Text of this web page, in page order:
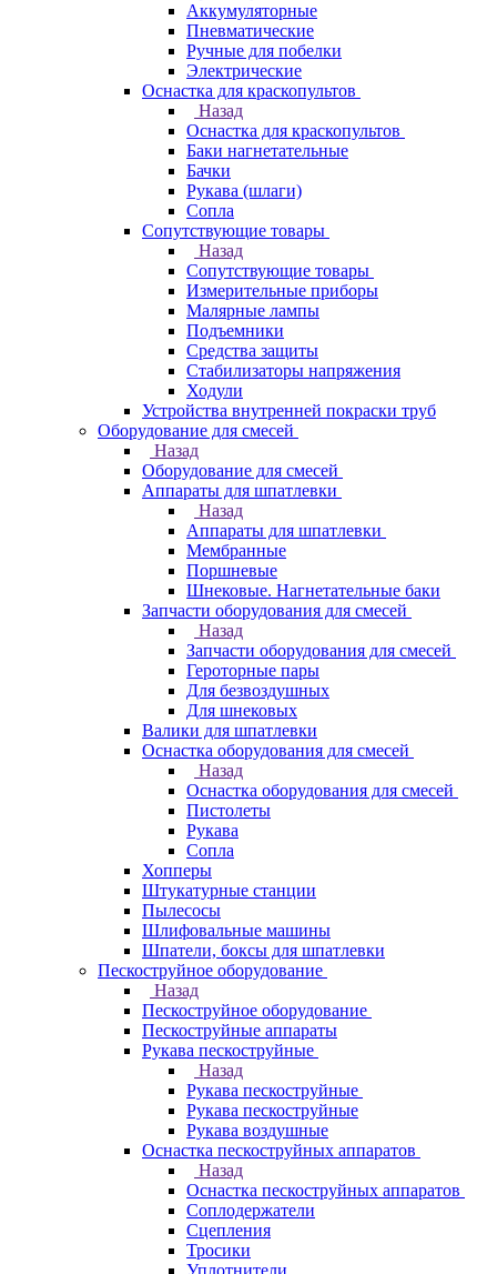
Аккумуляторные
Пневматические
Ручные для побелки
Электрические
Оснастка для краскопультов
Назад
Оснастка для краскопультов
Баки нагнетательные
Бачки
Рукава (шлаги)
Сопла
Сопутствующие товары
Назад
Сопутствующие товары
Измерительные приборы
Малярные лампы
Подъемники
Средства защиты
Стабилизаторы напряжения
Ходули
Устройства внутренней покраски труб
Оборудование для смесей
Назад
Оборудование для смесей
Аппараты для шпатлевки
Назад
Аппараты для шпатлевки
Мембранные
Поршневые
Шнековые. Нагнетательные баки
Запчасти оборудования для смесей
Назад
Запчасти оборудования для смесей
Героторные пары
Для безвоздушных
Для шнековых
Валики для шпатлевки
Оснастка оборудования для смесей
Назад
Оснастка оборудования для смесей
Пистолеты
Рукава
Сопла
Хопперы
Штукатурные станции
Пылесосы
Шлифовальные машины
Шпатели, боксы для шпатлевки
Пескоструйное оборудование
Назад
Пескоструйное оборудование
Пескоструйные аппараты
Рукава пескоструйные
Назад
Рукава пескоструйные
Рукава пескоструйные
Рукава воздушные
Оснастка пескоструйных аппаратов
Назад
Оснастка пескоструйных аппаратов
Соплодержатели
Сцепления
Тросики
Уплотнители